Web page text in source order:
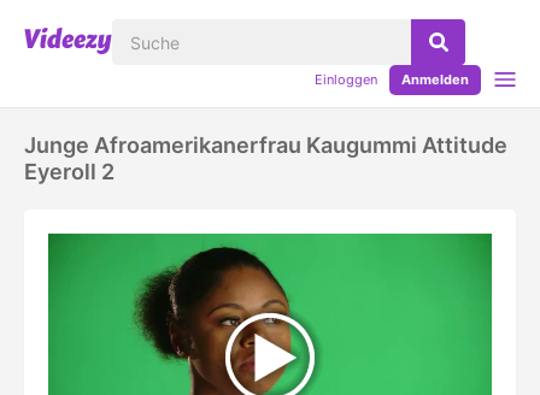
Einloggen Anmelden
Junge Afroamerikanerfrau Kaugummi Attitude
Eyeroll 2